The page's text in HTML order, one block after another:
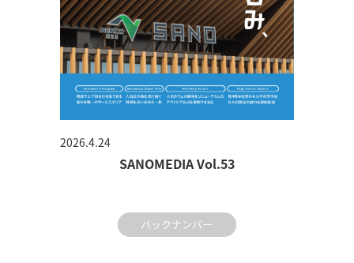
SANOMEDIA Vol.53
2026.4.24
バックナンバー